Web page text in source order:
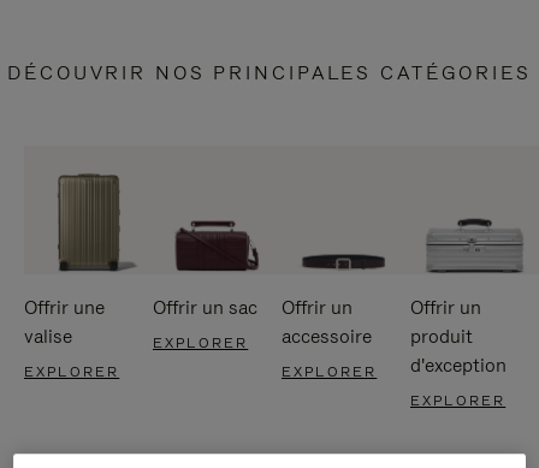
DÉCOUVRIR NOS PRINCIPALES CATÉGORIES
Offrir une
valise
EXPLORER
Offrir un sac
EXPLORER
Offrir un
accessoire
EXPLORER
Offrir un
produit
d'exception
EXPLORER